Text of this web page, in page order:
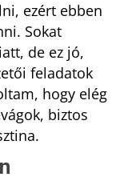
ezért ebben
Sokat
de ez jó,
feladatok
hogy elég
biztos